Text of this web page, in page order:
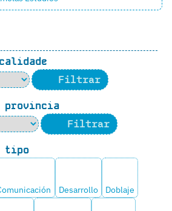
Filtrar
Filtrar
tipo
Desarrollo Doblaje